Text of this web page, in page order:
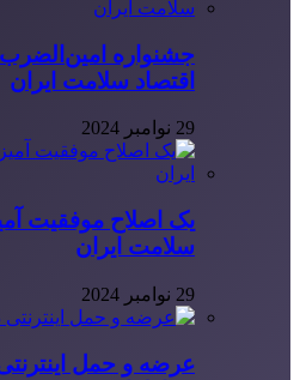
اقتصاد سلامت ایران
29 نوامبر 2024
یک اصلاح موفقیت
سلامت ایران
29 نوامبر 2024
عرضه و حمل